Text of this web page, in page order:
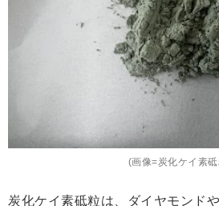
(画像=炭化ケイ素
炭化ケイ素砥粒は、ダイヤモンド